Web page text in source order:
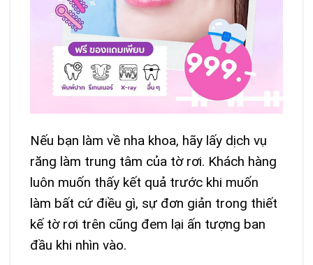
Nếu bạn làm về nha khoa, hãy lấy dịch vụ
răng làm trung tâm của tờ rơi. Khách hàng
luôn muốn thấy kết quả trước khi muốn
làm bất cứ điều gì, sự đơn giản trong thiết
kế tờ rơi trên cũng đem lại ấn tượng ban
đầu khi nhìn vào.